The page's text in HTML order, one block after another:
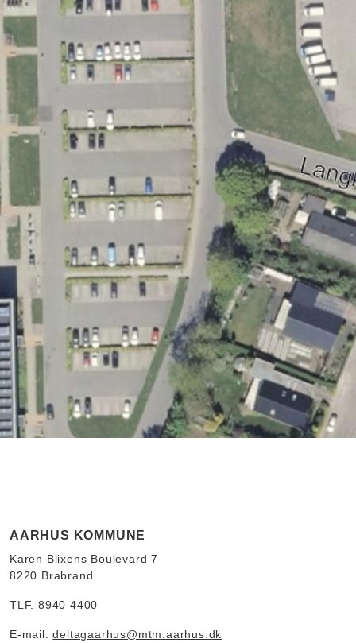
AARHUS KOMMUNE
Karen Blixens Boulevard 7
8220 Brabrand
TLF. 8940 4400
E-mail:deltagaarhus@mtm.aarhus.dk